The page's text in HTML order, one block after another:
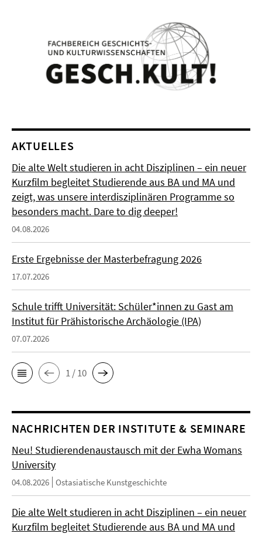
AKTUELLES
Die alte Welt studieren in acht Disziplinen – ein neuer
Kurzfilm begleitet Studierende aus BA und MA und
zeigt, was unsere interdisziplinären Programme so
besonders macht. Dare to dig deeper!
04.08.2026
Erste Ergebnisse der Masterbefragung 2026
17.07.2026
Schule trifft Universität: Schüler*innen zu Gast am
Institut für Prähistorische Archäologie (IPA)
07.07.2026
1 / 10
NACHRICHTEN DER INSTITUTE & SEMINARE
Neu! Studierendenaustausch mit der Ewha Womans
University
04.08.2026 Ostasiatische Kunstgeschichte
Die alte Welt studieren in acht Disziplinen – ein neuer
Kurzfilm begleitet Studierende aus BA und MA und